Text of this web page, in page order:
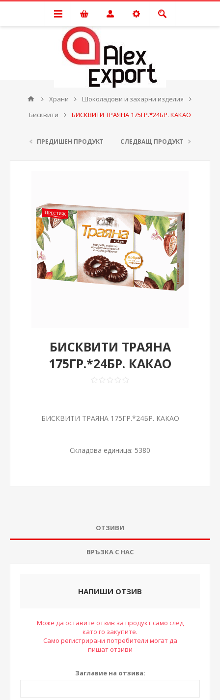
Храни
Шоколадови и захарни изделия
Бисквити
БИСКВИТИ ТРАЯНА 175ГР.*24БР. КАКАО
ПРЕДИШЕН ПРОДУКТ СЛЕДВАЩ ПРОДУКТ
БИСКВИТИ ТРАЯНА
175ГР.*24БР. КАКАО
БИСКВИТИ ТРАЯНА 175ГР.*24БР. КАКАО
Складова единица: 5380
ОТЗИВИ
ВРЪЗКА С НАС
НАПИШИ ОТЗИВ
Може да оставите отзив за продукт само след
като го закупите.
Само регистрирани потребители могат да
пишат отзиви
Заглавие на отзива: